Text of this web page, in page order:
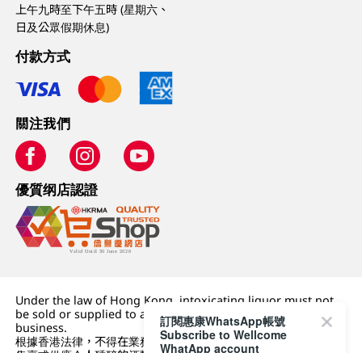
上午九時至下午五時 (星期六、
日及公眾假期休息)
付款方式
關注我們
優質纲店認證
Under the law of Hong Kong, intoxicating liquor must not
be sold or supplied to a minor (under 18) in the course of
business.
根據香港法律，不得在業務過程中，向未成年人 (18 歲以下人士)
訂閱惠康WhatsApp帳號
Subscribe to Wellcome
WhatApp account